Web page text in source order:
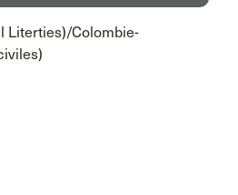
Literties)/Colombie-